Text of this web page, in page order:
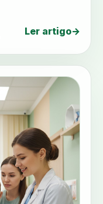
Ler artigo→